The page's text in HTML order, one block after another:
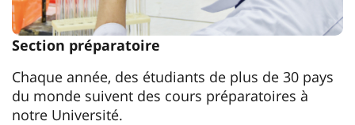
Section préparatoire
Chaque année, des étudiants de plus de 30 pays
du monde suivent des cours préparatoires à
notre Université.